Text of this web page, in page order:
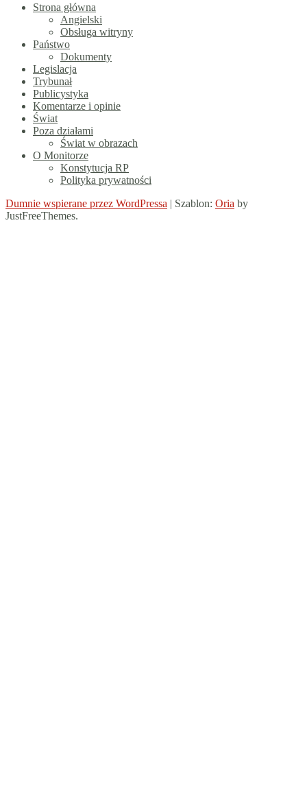
Strona główna
Angielski
Obsługa witryny
Państwo
Dokumenty
Legislacja
Trybunał
Publicystyka
Komentarze i opinie
Świat
Poza działami
Świat w obrazach
O Monitorze
Konstytucja RP
Polityka prywatności
Dumnie wspierane przez WordPressa | Szablon: Oria by
JustFreeThemes.